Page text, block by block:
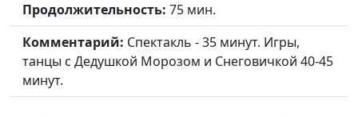
Продолжительность: 75 мин.
Комментарий: Спектакль - 35 минут. Игры,
танцы с Дедушкой Морозом и Снеговичкой 40-45
минут.